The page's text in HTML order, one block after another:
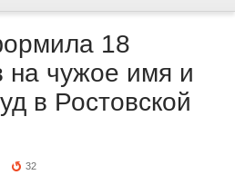
18
на чужое имя и
в Ростовской
32